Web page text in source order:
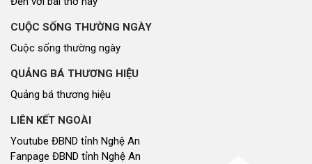
CUỘC SỐNG THƯỜNG NGÀY
Cuộc sống thường ngày
QUẢNG BÁ THƯƠNG HIỆU
Quảng bá thương hiệu
LIÊN KẾT NGOÀI
Youtube ĐBND tỉnh Nghệ An
Fanpage ĐBND tỉnh Nghệ An